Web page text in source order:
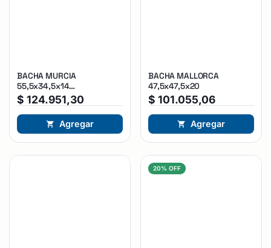
BACHA MURCIA
55,5x34,5x14
discontinuada
$ 124.951,30
Agregar
BACHA MALLORCA
47,5x47,5x20
$ 101.055,06
Agregar
20% OFF